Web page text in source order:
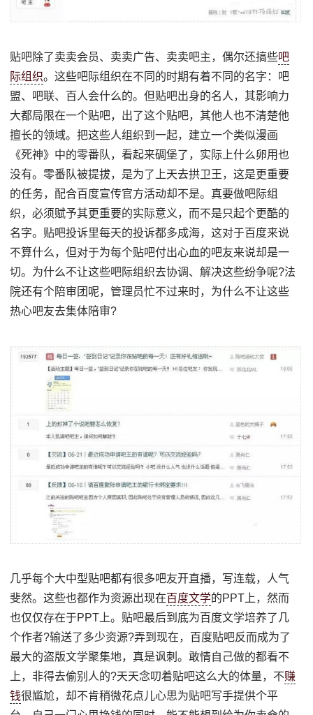
贴吧除了卖卖会员、卖卖广告、卖卖吧主，偶尔还搞些吧
际组织。这些吧际组织在不同的时期有着不同的名字：吧
盟、吧联、百人会什么的。但贴吧出身的名人，其影响力
大都局限在一个贴吧，出了这个贴吧，其他人也不清楚他
擅长的领域。把这些人组织到一起，建立一个类似漫画
《死神》中的零番队，看起来碉堡了，实际上什么卵用也
没有。零番队被提拔，是为了上天去拱卫王，这是更重要
的任务，配合百度宣传官方活动却不是。真要做吧际组
织，必须赋予其更重要的实际意义，而不是只起个更酷的
名字。贴吧投诉里每天的投诉都多成海，这对于百度来说
不算什么，但对于为每个贴吧付出心血的吧友来说却是一
切。为什么不让这些吧际组织去协调、解决这些纷争呢?法
院还有个陪审团呢，管理员忙不过来时，为什么不让这些
热心吧友去集体陪审?
几乎每个大中型贴吧都有很多吧友开直播，写连载，人气
斐然。这些也都作为资源出现在百度文学的PPT上，然而
也仅仅存在于PPT上。贴吧最后到底为百度文学培养了几
个作者?输送了多少资源?弄到现在，百度贴吧反而成为了
最大的盗版文学聚集地，真是讽刺。敢情自己做的都看不
上，非得去偷别人的?天天念叨着贴吧这么大的体量，不赚
钱很尴尬，却不肯稍微花点儿心思为贴吧写手提供个平